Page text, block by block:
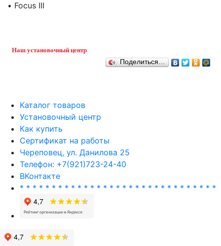
• Focus III
Наш установочный центр
Поделиться…
Каталог товаров
Установочный центр
Как купить
Сертификат на работы
Череповец, ул. Данилова 25
Телефон: +7(921)723-24-40
ВКонтакте
* * * * * * * * * * * * * * * * * * * * * * * * * * * * * * *